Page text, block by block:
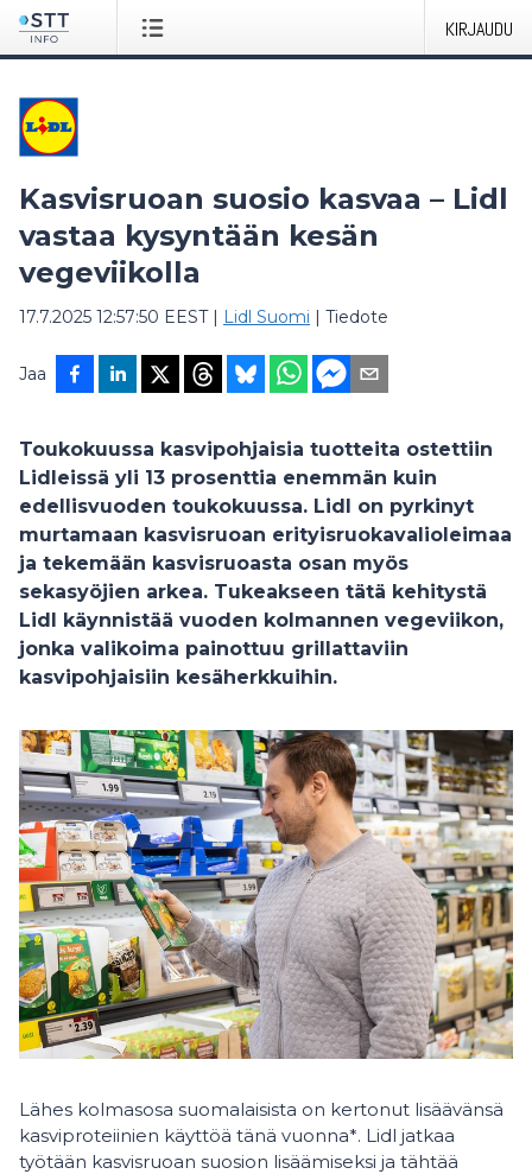
KIRJAUDU
Kasvisruoan suosio kasvaa – Lidl
vastaa kysyntään kesän
vegeviikolla
17.7.2025 12:57:50 EEST| Lidl Suomi | Tiedote
Jaa
Toukokuussa kasvipohjaisia tuotteita ostettiin
Lidleissä yli 13 prosenttia enemmän kuin
edellisvuoden toukokuussa. Lidl on pyrkinyt
murtamaan kasvisruoan erityisruokavalioleimaa
ja tekemään kasvisruoasta osan myös
sekasyöjien arkea. Tukeakseen tätä kehitystä
Lidl käynnistää vuoden kolmannen vegeviikon,
jonka valikoima painottuu grillattaviin
kasvipohjaisiin kesäherkkuihin.
Lähes kolmasosa suomalaisista on kertonut lisäävänsä
kasviproteiinien käyttöä tänä vuonna*. Lidl jatkaa
työtään kasvisruoan suosion lisäämiseksi ja tähtää